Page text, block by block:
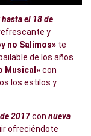
el 18 de
y
no Salimos» te
de los años
Musical»con
los estilos y
2017con nueva
ofreciéndote